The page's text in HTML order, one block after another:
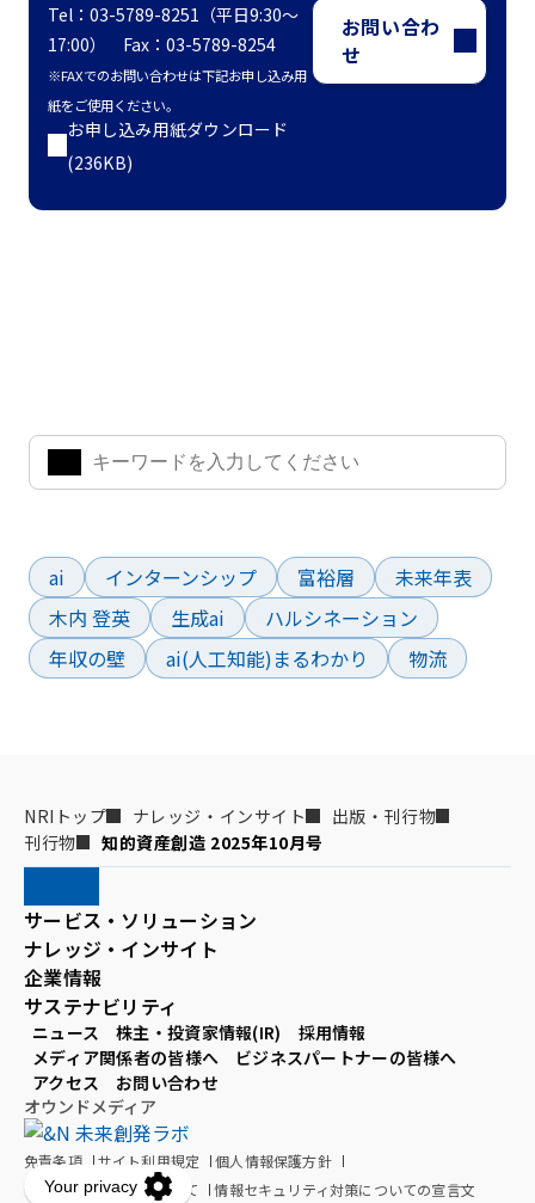
Tel：03-5789-8251（平日9:30～
17:00） Fax：03-5789-8254
※FAXでのお問い合わせは下記お申し込み用
紙をご使用ください。
お申し込み用紙ダウンロード
(236KB)
お問い合わ
せ
ai
インターンシップ 富裕層
未来年表
木内 登英
生成ai
ハルシネーション
年収の壁
ai(人工知能)まるわかり 物流
NRIトップ ナレッジ・インサイト
出版・刊行物
刊行物
知的資産創造 2025年10月号
サービス・ソリューション
ナレッジ・インサイト
企業情報
サステナビリティ
ニュース 株主・投資家情報(IR)
採用情報
メディア関係者の皆様へ
ビジネスパートナーの皆様へ
アクセス
お問い合わせ
オウンドメディア
免責条項 サイト利用規定
個人情報保護方針
個人情報の取扱いについて
情報セキュリティ対策についての宣言文